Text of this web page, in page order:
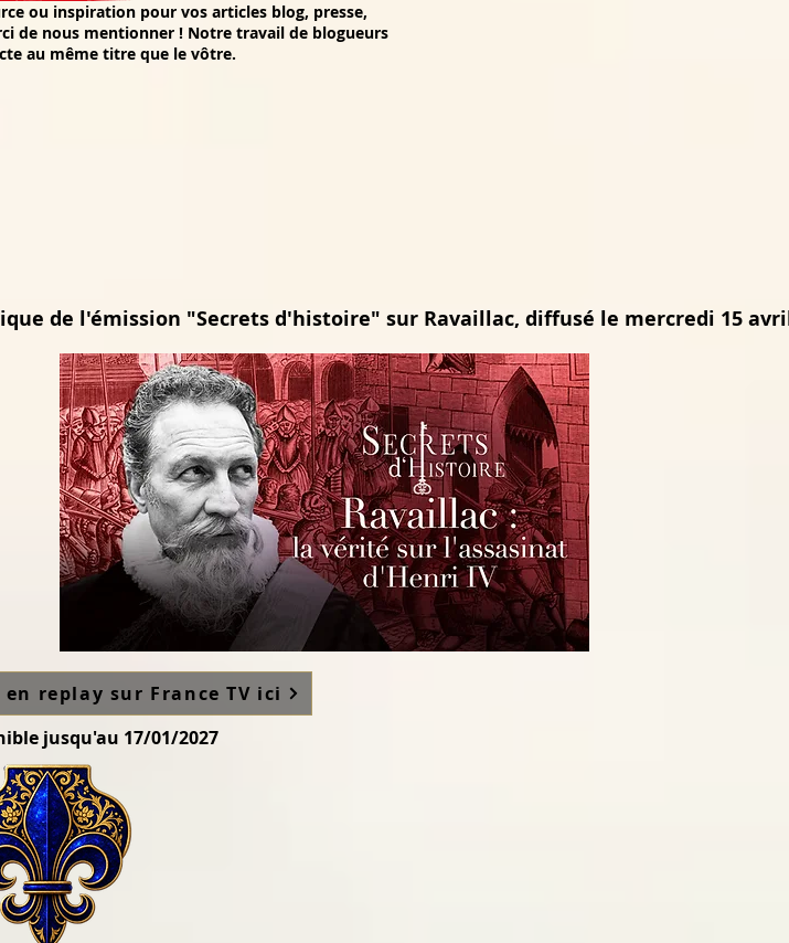
ou inspiration pour vos articles blog, presse,
de nous mentionner ! Notre travail de blogueurs
au même titre que le vôtre.
de l'émission "Secrets d'histoire" sur Ravaillac, diffusé le mercredi 15
replay sur France TV ici
jusqu'au 17/01/2027